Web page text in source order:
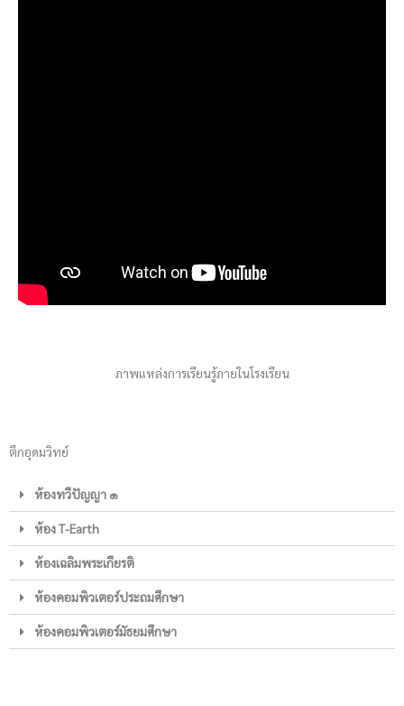
ภาพแหล่งการเรียนรู้ภายในโรงเรียน
ตึกอุดมวิทย์
ห้องทวีปัญญา ๑
ห้อง T-Earth
ห้องเฉลิมพระเกียรติ
ห้องคอมพิวเตอร์ประถมศึกษา
ห้องคอมพิวเตอร์มัธยมศึกษา